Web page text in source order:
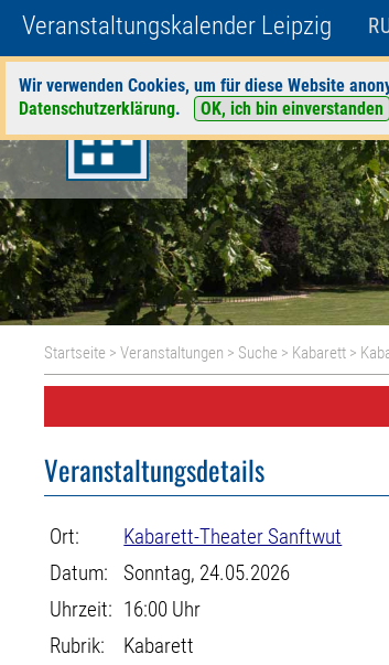
Veranstaltungskalender Leipzig
Wir verwenden Cookies, um für diese Website
Datenschutzerklärung. OK, ich bin einverstanden
Startseite >Veranstaltungen > Suche > Kabarett >
Veranstaltungsdetails
Ort:
Kabarett-Theater Sanftwut
Datum:
Sonntag, 24.05.2026
Uhrzeit: 16:00 Uhr
Rubrik:
Kabarett